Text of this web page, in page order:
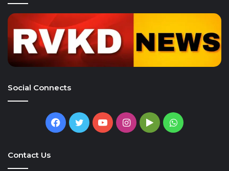
Social Connects
Facebook
TwitterYouTubeInstagram
GoogleWhatsApp
Contact Us